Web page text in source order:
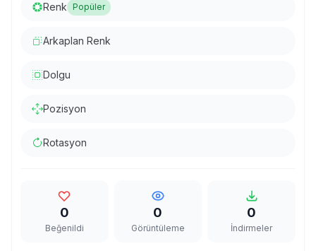
Renk Popüler
Arkaplan Renk
Dolgu
Pozisyon
Rotasyon
0
Beğenildi
0
Görüntüleme
0
İndirmeler